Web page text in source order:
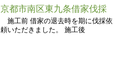
京都市南区東九条借家伐採
施工前 借家の退去時を期に伐採依
頼いただきました。 施工後